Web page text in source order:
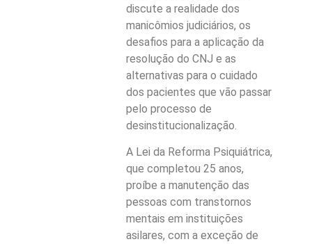
discute a realidade dos
manicômios judiciários, os
desafios para a aplicação da
resolução do CNJ e as
alternativas para o cuidado
dos pacientes que vão passar
pelo processo de
desinstitucionalização.
A Lei da Reforma Psiquiátrica,
que completou 25 anos,
proíbe a manutenção das
pessoas com transtornos
mentais em instituições
asilares, com a exceção de